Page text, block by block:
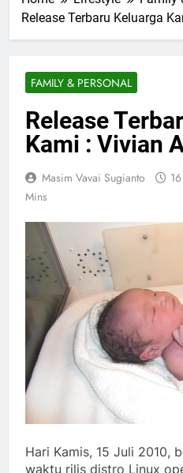
Release Terbaru Keluarga
FAMILY & PERSONAL
Release
Kami : Vivian
Masim Vavai Sugianto
Mins
Hari Kamis, 15 Juli 2010,
waktu rilis distro Linux